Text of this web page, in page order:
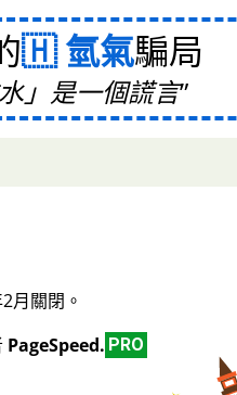
氫氣騙局
水」是一個謊言
月關閉。
PageSpeed. PRO